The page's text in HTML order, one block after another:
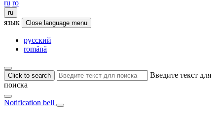
ru ro
ru
язык Close language menu
русский
română
Click to search
Введите текст для
поиска
Notification bell